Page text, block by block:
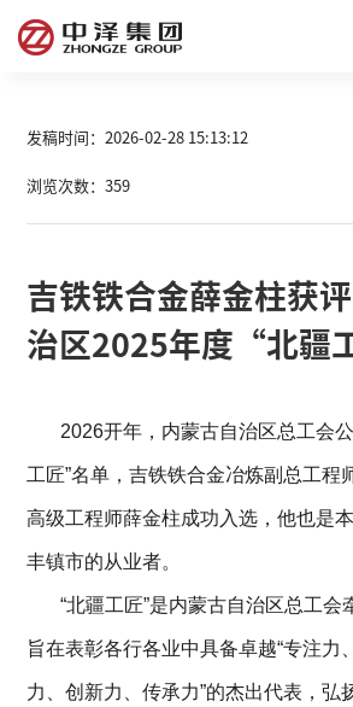
发稿时间：2026-02-28 15:13:12
浏览次数：359
吉铁铁合金薛金柱获
治区2025年度“北疆
工匠”名单，吉铁铁合金冶炼副总工程
高级工程师薛金柱成功入选，他也是
丰镇市的从业者。
       “北疆工匠”是内蒙古自治区总工会牵头设立的荣誉，
旨在表彰各行各业中具备卓越“专注力
力、创新力、传承力”的杰出代表，弘